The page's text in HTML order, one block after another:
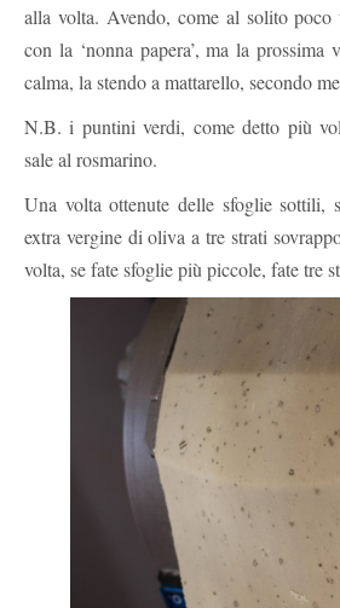
alla volta. Avendo, come al solito poco
con la ‘nonna papera’, ma la
calma, la stendo a mattarello, secondo
N.B. i puntini verdi, come detto più
sale al rosmarino.
Una volta ottenute delle sfoglie sottili,
extra vergine di oliva a tre strati
volta, se fate sfoglie più piccole, fate tre